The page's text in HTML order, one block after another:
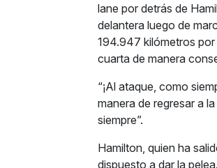
lane por detrás de
delantera luego de
194.947 kilómetros
cuarta de manera
“¡Al ataque, como
manera de regresar a
siempre”.
Hamilton, quien ha
dispuesto a dar la